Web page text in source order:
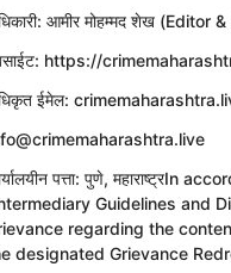
आमीर मोहम्मद शेख (Editor
https://
ईमेल:
पत्ता: पुणे,
Guidelines and
regarding the
designated Grievance